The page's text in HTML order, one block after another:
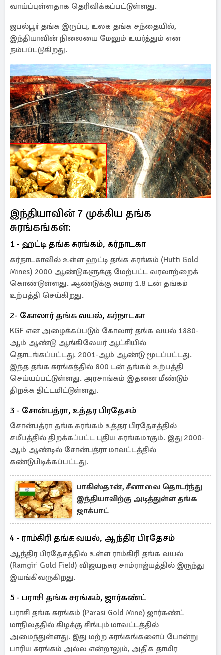
வாய்ப்புள்ளதாக தெரிவிக்கப்பட்டுள்ளது.
ஜபல்பூர் தங்க இருப்பு, உலக தங்க சந்தையில்,
இந்தியாவின் நிலையை மேலும் உயர்த்தும் என
நம்பப்படுகிறது.
இந்தியாவின் 7 முக்கிய தங்க
சுரங்கங்கள்:
1 - ஹட்டி தங்க சுரங்கம், கர்நாடகா
கர்நாடகாவில் உள்ள ஹட்டி தங்க சுரங்கம் (Hutti Gold
Mines) 2000 ஆண்டுகளுக்கு மேற்பட்ட வரலாற்றைக்
கொண்டுள்ளது. ஆண்டுக்கு சுமார் 1.8 டன் தங்கம்
உற்பத்தி செய்கிறது.
2- கோலார் தங்க வயல், கர்நாடகா
KGF என அழைக்கப்படும் கோலார் தங்க வயல் 1880-
ஆம் ஆண்டு ஆங்கிலேயர் ஆட்சியில்
தொடங்கப்பட்டது. 2001-ஆம் ஆண்டு மூடப்பட்டது.
இந்த தங்க சுரங்கத்தில் 800 டன் தங்கம் உற்பத்தி
செய்யப்பட்டுள்ளது. அரசாங்கம் இதனை மீண்டும்
திறக்க திட்டமிட்டுள்ளது.
3 - சோன்பத்ரா, உத்தர பிரதேசம்
சோன்பத்ரா தங்க சுரங்கம் உத்தர பிரதேசத்தில்
சமீபத்தில் திறக்கப்பட்ட புதிய சுரங்கமாகும். இது 2000-
ஆம் ஆண்டில் சோன்பத்ரா மாவட்டத்தில்
கண்டுபிடிக்கப்பட்டது.
பாகிஸ்தான், சீனாவை தொடர்ந்து
இந்தியாவிற்கு அடித்துள்ள தங்க
ஜாக்பாட்
4 - ராம்கிரி தங்க வயல், ஆந்திர பிரதேசம்
ஆந்திர பிரதேசத்தில் உள்ள ராம்கிரி தங்க வயல்
(Ramgiri Gold Field) விஜயநகர சாம்ராஜ்யத்தில் இருந்து
இயங்கிவருகிறது.
5 - பராசி தங்க சுரங்கம், ஜார்கண்ட்
பராசி தங்க சுரங்கம் (Parasi Gold Mine) ஜார்கண்ட்
மாநிலத்தில் கிழக்கு சிங்பும் மாவட்டத்தில்
அமைந்துள்ளது. இது மற்ற சுரங்கங்களைப் போன்று
பாரிய சுரங்கம் அல்ல என்றாலும், அதிக தாமிர